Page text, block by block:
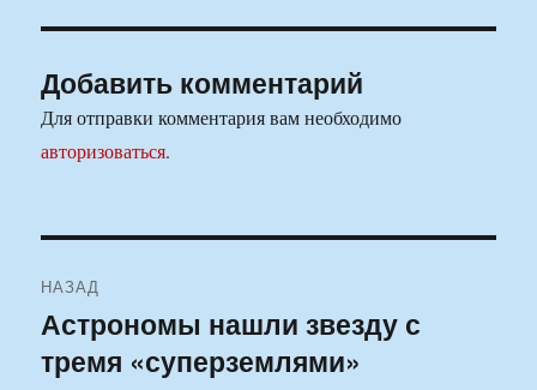
Добавить комментарий
Для отправки комментария вам необходимо
авторизоваться.
по
записям
НАЗАД
Предыдущая
запись:
Астрономы нашли звезду с
тремя «суперземлями»